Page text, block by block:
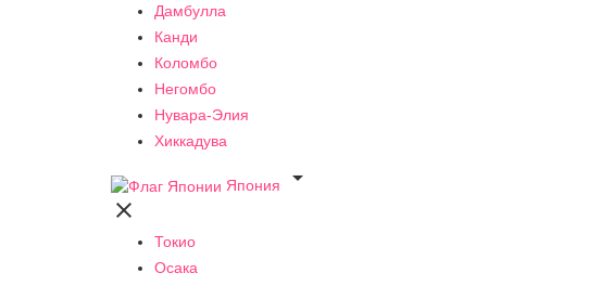
Дамбулла
Канди
Коломбо
Негомбо
Нувара-Элия
Хиккадува
Япония


Токио
Осака